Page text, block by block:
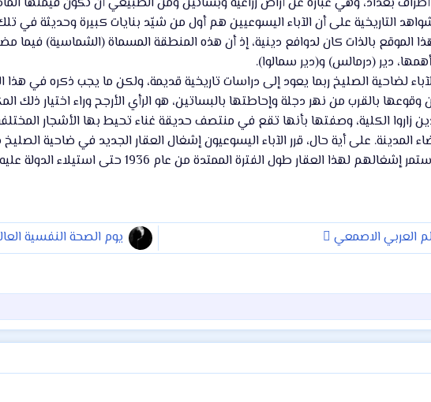
التاريخية على أن الآباء اليسوعيين هم أول من شيّد بنايات كبيرة وحديثة في
الموقع بالذات كان لدوافع دينية، إذ أن هذه المنطقة المسماة (الشماسية)
دير (درمالس) و(دير سمالوا).
لضاحية الصليخ ربما يعود إلى دراسات تاريخية قديمة، ولكن ما يجب ذكره في
بالقرب من نهر دجلة وإحاطتها بالبساتين، هو الرأي الأرجح وراء اختيار ذلك
زاروا الكلية، وصفتها بأنها تقع في منتصف حديقة غناء تحيط بها الأشجار
على أية حال، قرر الآباء اليسوعيون إشغال العقار الجديد في ضاحية الصليخ
العقار طول الفترة الممتدة من عام 1936 حتى استيلاء الدولة عليه عام 1969.
العربي الاصمعي